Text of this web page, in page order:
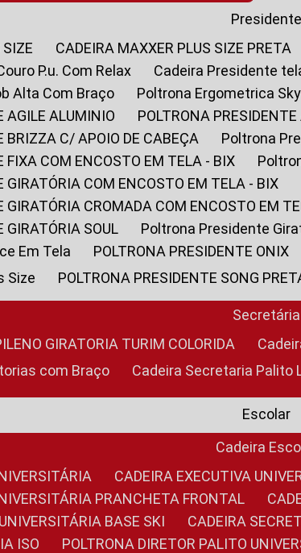
Presidente
SIZE
CADEIRA MAXXER PLUS SIZE PRETA
P.u. Com Relax
Cadeira Presidente
Alta Com Braço
Poltrona Ergometrica
AGILE ALUMINIO
POLTRONA
BRIZZA C/ APOIO DE CABEÇA
Poltrona
FIXA COM ENCOSTO EM TELA - BIX
GIRATÓRIA COM ENCOSTO EM TELA - BIX
GIRATÓRIA CROMADA COM ENCOSTO EM
GIRATÓRIA SOUL
Poltrona Presidente
Em Tela
POLTRONA PRESIDENTE ONIX
Size
POLTRONA PRESIDENTE SONG
Secretária
GIRATORIA TURIM COLORIDA
com Braço
Cadeira Secretaria Palito
Escolar
Cadeira
CADEIRA EXECUTIVA
PRANCHETA FRONTAL
BASE SKI
CADEIRA
ISO
POLTRONA DIRETOR PALITO